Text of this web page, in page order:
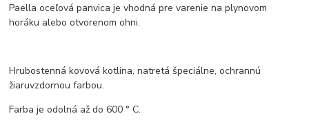
Paella oceľová panvica je vhodná pre varenie na plynovom
horáku alebo otvorenom ohni.
Hrubostenná kovová kotlina, natretá špeciálne, ochrannú
žiaruvzdornou farbou.
Farba je odolná až do 600 ° C.